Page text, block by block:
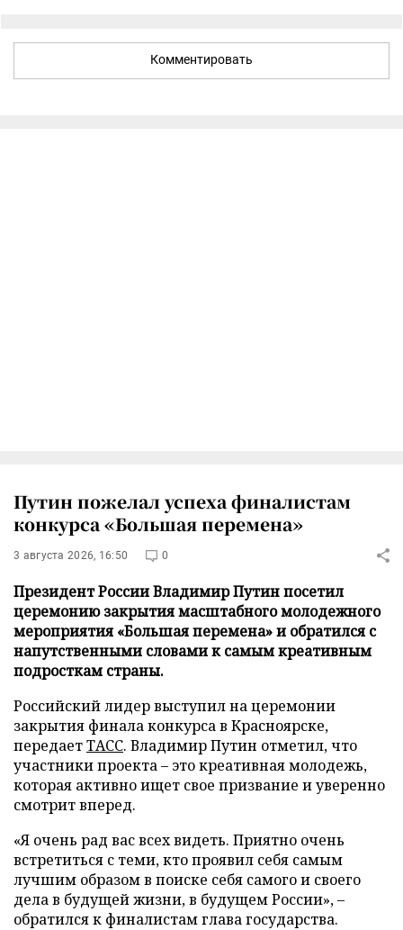
Комментировать
Путин пожелал успеха финалистам
конкурса «Большая перемена»
3 августа 2026, 16:50 0
Президент России Владимир Путин посетил
церемонию закрытия масштабного молодежного
мероприятия «Большая перемена» и обратился с
напутственными словами к самым креативным
подросткам страны.
Российский лидер выступил на церемонии
закрытия финала конкурса в Красноярске,
передаетТАСС. Владимир Путин отметил, что
участники проекта – это креативная молодежь,
которая активно ищет свое призвание и уверенно
смотрит вперед.
«Я очень рад вас всех видеть. Приятно очень
встретиться с теми, кто проявил себя самым
лучшим образом в поиске себя самого и своего
дела в будущей жизни, в будущем России», –
обратился к финалистам глава государства.